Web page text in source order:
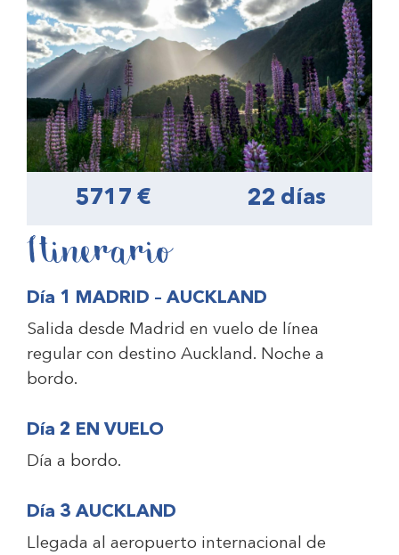
5717 € 22 días
Itinerario
Día 1 MADRID – AUCKLAND
Salida desde Madrid en vuelo de línea
regular con destino Auckland. Noche a
bordo.
Día 2 EN VUELO
Día a bordo.
Día 3 AUCKLAND
Llegada al aeropuerto internacional de